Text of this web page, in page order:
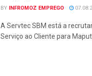
BY INFROMOZ EMPREGO
A Servtec SBM está a
Serviço ao Cliente para